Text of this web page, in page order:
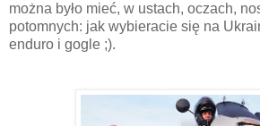
można było mieć, w ustach, oczach,
potomnych: jak wybieracie się na
enduro i gogle ;).